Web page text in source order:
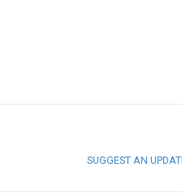
SUGGEST AN